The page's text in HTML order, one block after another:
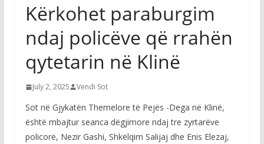
Kërkohet paraburgim
ndaj policëve që rrahën
qytetarin në Klinë
July 2, 2025 Vendi Sot
Sot në Gjykatën Themelore të Pejës -Dega në Klinë,
është mbajtur seanca dëgjimore ndaj tre zyrtarëve
policorë, Nezir Gashi, Shkëlqim Salijaj dhe Enis Elezaj,